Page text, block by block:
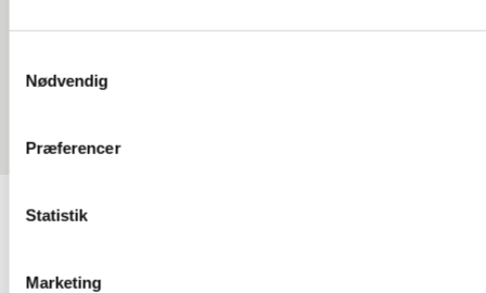
Nødvendig
Præferencer
Statistik
Marketing
Renovering af tag pris